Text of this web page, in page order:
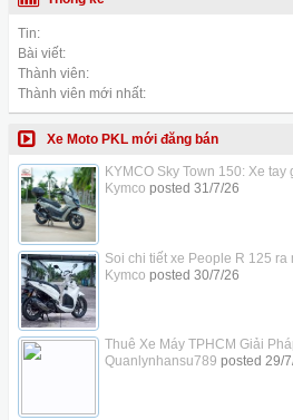
Tin:
Bài viết:
Thành viên:
Thành viên mới nhất:
Xe Moto PKL mới đăng bán
KYMCO Sky Town 150: Xe
Kymco posted 31/7/26
Soi chi tiết xe People R 125 ra
Kymco posted 30/7/26
Thuê Xe Máy TPHCM Giải
Quanlynhansu789 posted 29/